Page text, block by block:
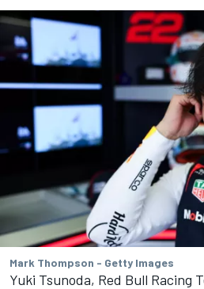
Mark Thompson - Getty Images
Yuki Tsunoda, Red Bull Racing